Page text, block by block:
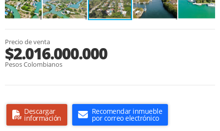
Precio de venta
$2.016.000.000
Pesos Colombianos
Descargar
información
Recomendar inmueble
por correo electrónico